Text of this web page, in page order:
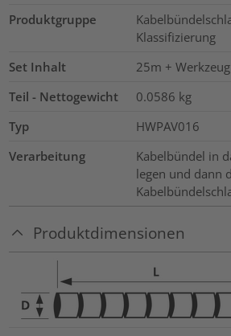
Produktgruppe
Klassifizierung
Set Inhalt
25m + Werkzeug
Teil - Nettogewicht
0.0586 kg
Typ
HWPAV016
Verarbeitung
Kabelbündel in
legen und dann
Produktdimensionen